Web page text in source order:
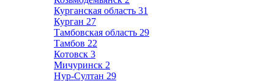
Курганская область 31
Курган 27
Тамбовская область 29
Тамбов 22
Котовск 3
Мичуринск 2
Нур-Султан 29